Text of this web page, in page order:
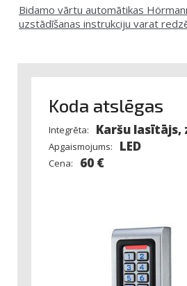
Bidamo vārtu automātikas
uzstādīšanas instrukciju varat
Koda atslēgas
Integrēta: Karšu lasītājs,
Apgaismojums: LED
Cena: 60 €